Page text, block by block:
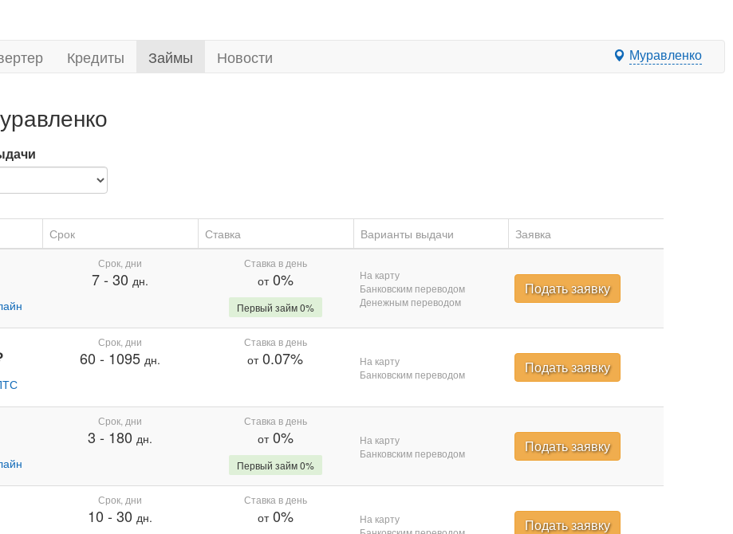
Кредиты Займы Новости Муравленко
Срок Ставка Варианты выдачи Заявка
Срок, дни
7- 30 дн.
Ставка в день
от0%
Первый займ 0%
На карту
Банковским переводом
Денежным переводом
Подать заявку
Срок, дни
60 - 1095 дн.
Ставка в день
от0.07%
На карту
Банковским переводом
Подать заявку
Срок, дни
3 - 180 дн.
Ставка в день
от0%
Первый займ 0%
На карту
Банковским переводом
Подать заявку
Срок, дни
10 - 30 дн.
Ставка в день
от0%
На карту
Подать заявку